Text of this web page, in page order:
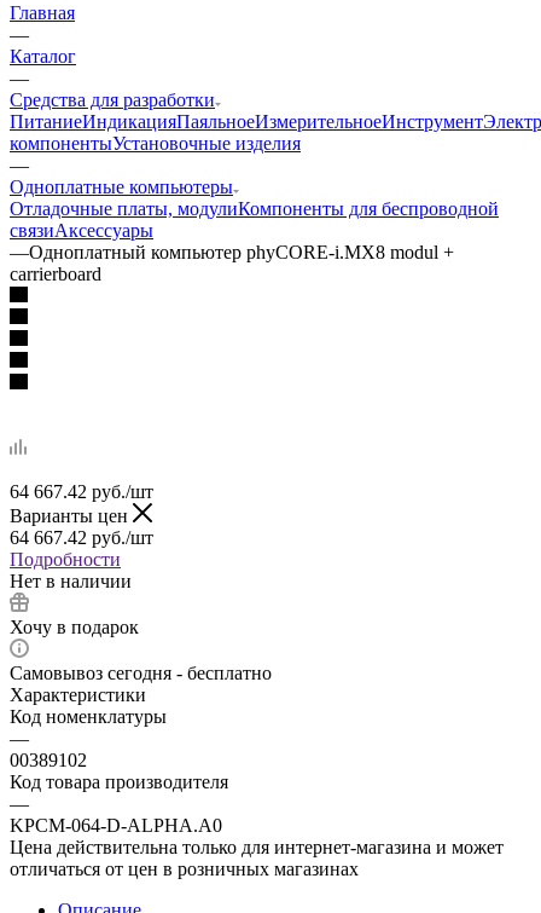
Главная
—
Каталог
—
Средства для разработки
ПитаниеИндикацияПаяльноеИзмерительноеИнструмент
компонентыУстановочные изделия
—
Одноплатные компьютеры
Отладочные платы, модулиКомпоненты для беспроводной
связиАксессуары
—Одноплатный компьютер phyCORE-i.MX8 modul +
carrierboard
64 667.42 руб./шт
Варианты цен
64 667.42 руб./шт
Подробности
Нет в наличии
Хочу в подарок
Самовывоз сегодня - бесплатно
Характеристики
Код номенклатуры
—
00389102
Код товара производителя
—
KPCM-064-D-ALPHA.A0
Цена действительна только для интернет-магазина и может
отличаться от цен в розничных магазинах